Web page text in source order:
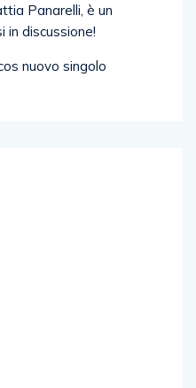
Panarelli, è un
in discussione!
nuovo singolo